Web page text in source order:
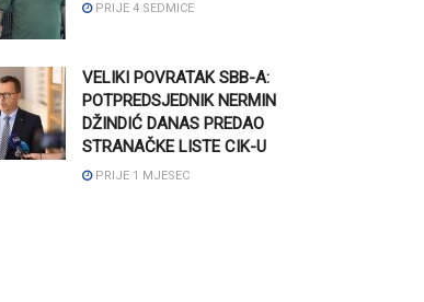
PRIJE 4 SEDMICE
VELIKI POVRATAK SBB-A:
POTPREDSJEDNIK NERMIN
DŽINDIĆ DANAS PREDAO
STRANAČKE LISTE CIK-U
PRIJE 1 MJESEC